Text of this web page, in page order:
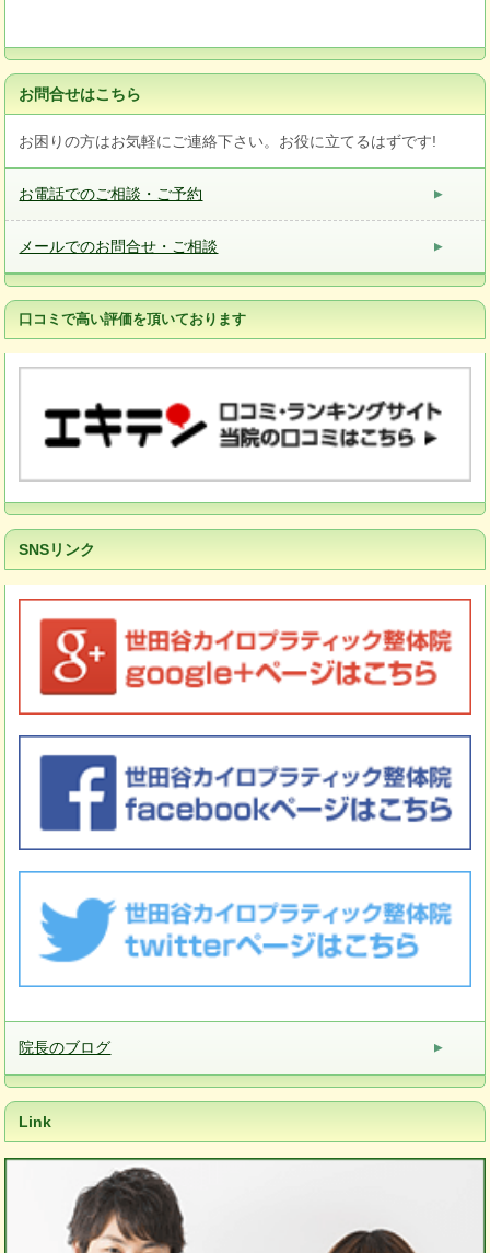
お問合せはこちら
お困りの方はお気軽にご連絡下さい。お役に立てるはずです!
お電話でのご相談・ご予約
メールでのお問合せ・ご相談
口コミで高い評価を頂いております
SNSリンク
院長のブログ
Link